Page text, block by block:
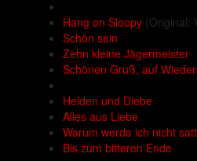
Hang on Sloopy (Original:
Schön sein
Zehn kleine Jägermeister
Schönen Gruß, auf
Helden und Diebe
Alles aus Liebe
Warum werde ich nicht
Bis zum bitteren Ende